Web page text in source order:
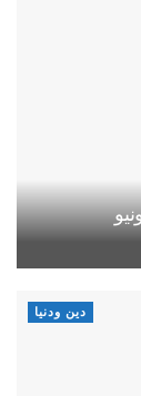
دين ودنيا